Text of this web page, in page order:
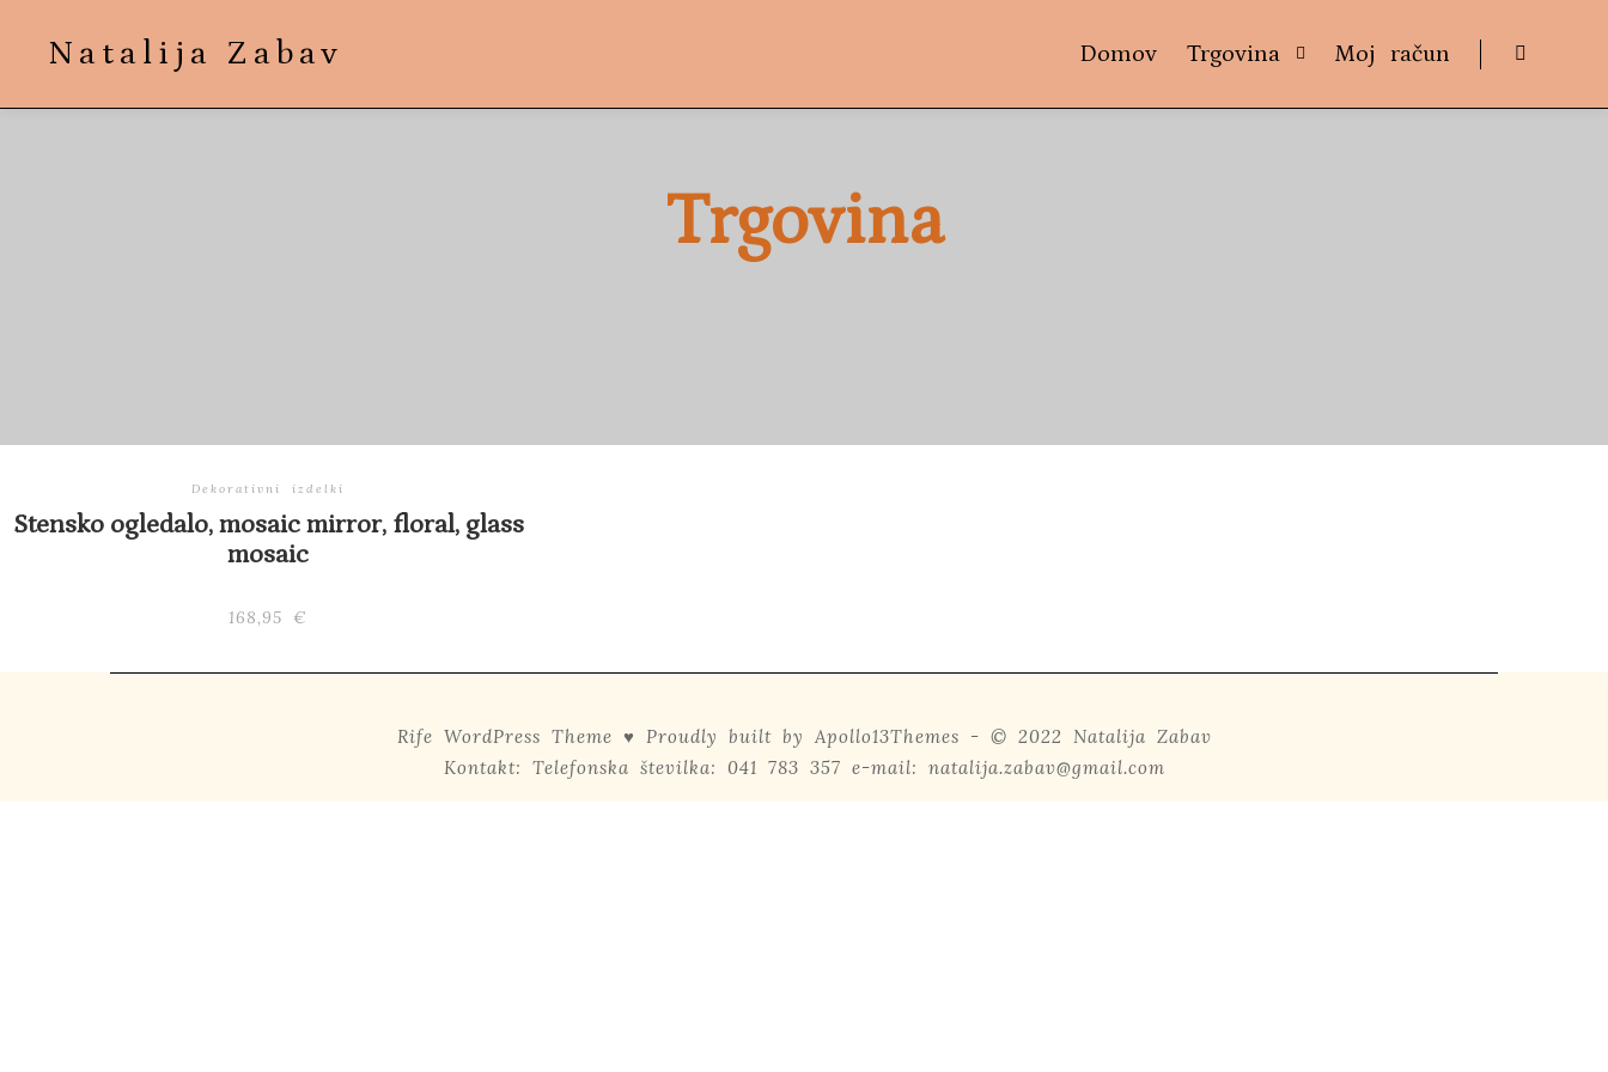
Natalija Zabav Domov Trgovina Moj račun
Trgovina
Dekorativni izdelki
Stensko ogledalo, mosaic mirror, floral, glass
mosaic
168,95 €
Rife WordPress Theme ♥ Proudly built by Apollo13Themes - © 2022 Natalija Zabav
Kontakt: Telefonska številka: 041 783 357 e-mail: natalija.zabav@gmail.com